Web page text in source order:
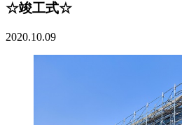
☆竣工式☆
2020.10.09